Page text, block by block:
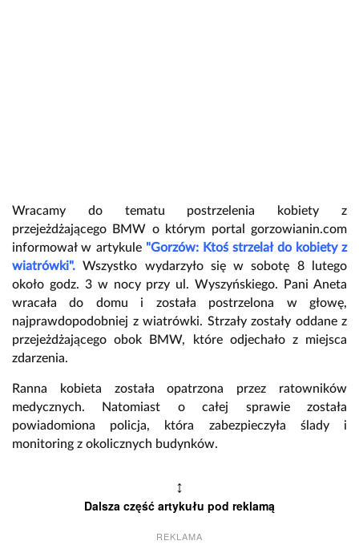
Wracamy do tematu postrzelenia kobiety z
przejeżdżającego BMW o którym portal gorzowianin.com
informował w artykule "Gorzów: Ktoś strzelał do kobiety z
wiatrówki".Wszystko wydarzyło się w sobotę 8 lutego
około godz. 3 w nocy przy ul. Wyszyńskiego. Pani Aneta
wracała do domu i została postrzelona w głowę,
najprawdopodobniej z wiatrówki. Strzały zostały oddane z
przejeżdżającego obok BMW, które odjechało z miejsca
zdarzenia.
Ranna kobieta została opatrzona przez ratowników
medycznych. Natomiast o całej sprawie została
powiadomiona policja, która zabezpieczyła ślady i
monitoring z okolicznych budynków.
↕
Dalsza część artykułu pod reklamą
REKLAMA